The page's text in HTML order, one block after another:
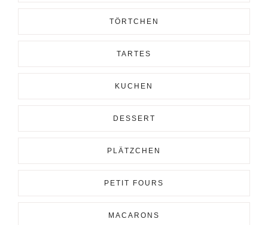
TÖRTCHEN
TARTES
KUCHEN
DESSERT
PLÄTZCHEN
PETIT FOURS
MACARONS